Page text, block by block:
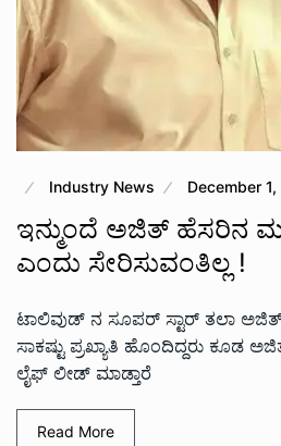
Industry News December 1,
ಇನ್ಮುಂದೆ ಅಜಿತ್ ಹೆಸರಿನ‌
ಎಂದು ಸೇರಿಸುವಂತಿಲ್ಲ‌ !
ಟಾಲಿವುಡ್ ನ ಸೂಪರ್ ಸ್ಟಾರ್ ತಲಾ
ಸಾಕಷ್ಟು ಪ್ರಖ್ಯಾತಿ ಹೊಂದಿದ್ದರು ಕೂಡ
ಲೈಫ್ ಲೀಡ್ ಮಾಡ್ತಾರೆ
Read More